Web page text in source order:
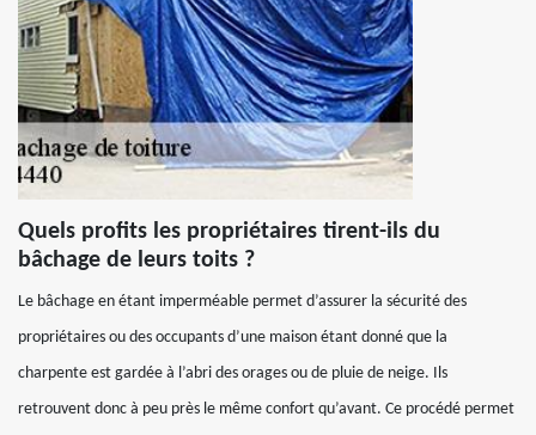
Quels profits les propriétaires tirent-ils du
bâchage de leurs toits ?
Le bâchage en étant imperméable permet d’assurer la sécurité des
propriétaires ou des occupants d’une maison étant donné que la
charpente est gardée à l’abri des orages ou de pluie de neige. Ils
retrouvent donc à peu près le même confort qu’avant. Ce procédé permet